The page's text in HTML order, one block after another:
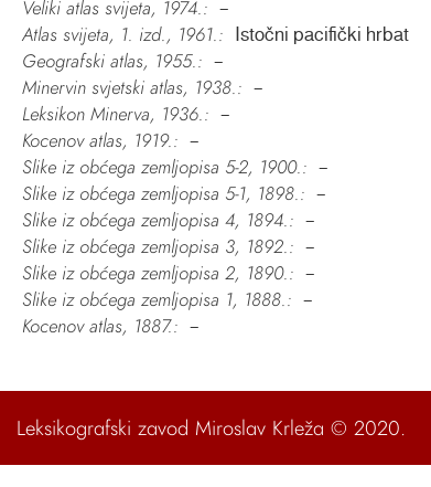
Veliki atlas svijeta, 1974.: –
Atlas svijeta, 1. izd., 1961.: Istočni pacifički hrbat
Geografski atlas, 1955.: –
Minervin svjetski atlas, 1938.: –
Leksikon Minerva, 1936.: –
Kocenov atlas, 1919.: –
Slike iz obćega zemljopisa 5-2, 1900.: –
Slike iz obćega zemljopisa 5-1, 1898.: –
Slike iz obćega zemljopisa 4, 1894.: –
Slike iz obćega zemljopisa 3, 1892.: –
Slike iz obćega zemljopisa 2, 1890.: –
Slike iz obćega zemljopisa 1, 1888.: –
Kocenov atlas, 1887.: –
Leksikografski zavod Miroslav Krleža © 2020.